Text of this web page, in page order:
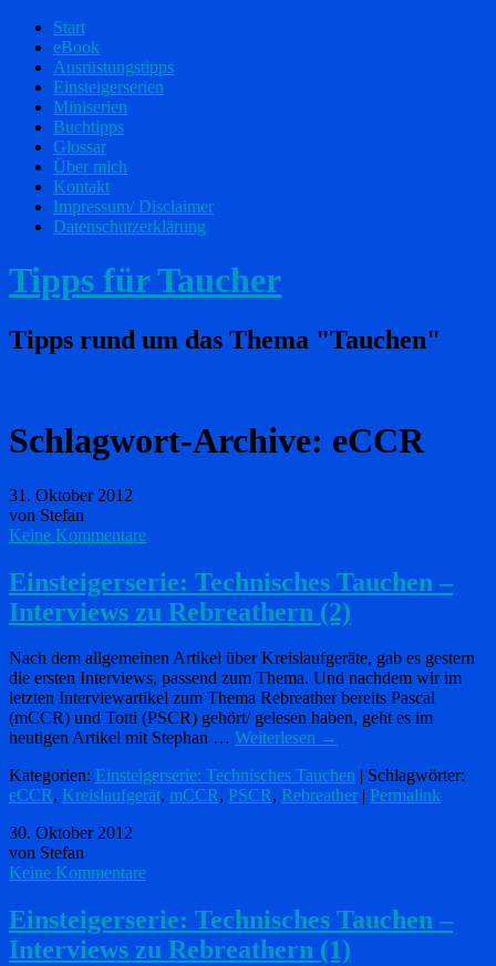
Start
eBook
Ausrüstungstipps
Einsteigerserien
Miniserien
Buchtipps
Glossar
Über mich
Kontakt
Impressum/ Disclaimer
Datenschutzerklärung
Tipps für Taucher
Tipps rund um das Thema "Tauchen"
Schlagwort-Archive: eCCR
31. Oktober 2012
von Stefan
Keine Kommentare
Einsteigerserie: Technisches Tauchen –
Interviews zu Rebreathern (2)
Nach dem allgemeinen Artikel über Kreislaufgeräte, gab es gestern
die ersten Interviews, passend zum Thema. Und nachdem wir im
letzten Interviewartikel zum Thema Rebreather bereits Pascal
(mCCR) und Totti (PSCR) gehört/ gelesen haben, geht es im
heutigen Artikel mit Stephan … Weiterlesen →
Kategorien: Einsteigerserie: Technisches Tauchen | Schlagwörter:
eCCR, Kreislaufgerät, mCCR, PSCR, Rebreather
Permalink
30. Oktober 2012
von Stefan
Keine Kommentare
Einsteigerserie: Technisches Tauchen –
Interviews zu Rebreathern (1)